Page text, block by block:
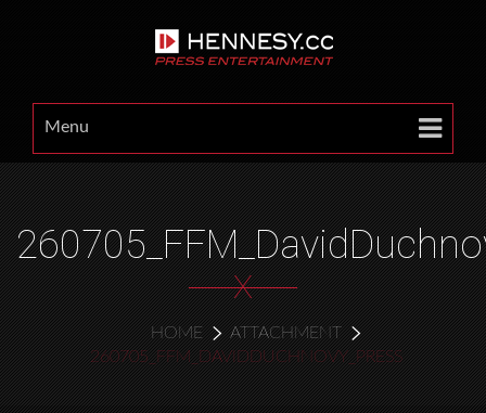
Menu
X
HOME
ATTACHMENT
260705_FFM_DAVIDDUCHNOVY_PRESS